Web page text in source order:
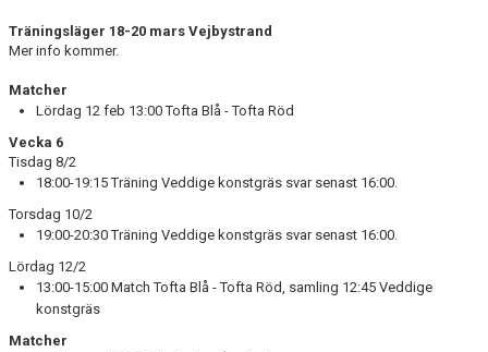
Träningsläger 18-20 mars Vejbystrand
Mer info kommer.
Matcher
Lördag 12 feb 13:00 Tofta Blå - Tofta Röd
Vecka 6
Tisdag 8/2
18:00-19:15 Träning Veddige konstgräs svar senast 16:00.
Torsdag 10/2
19:00-20:30 Träning Veddige konstgräs svar senast 16:00.
Lördag 12/2
13:00-15:00 Match Tofta Blå - Tofta Röd, samling 12:45 Veddige
konstgräs
Matcher